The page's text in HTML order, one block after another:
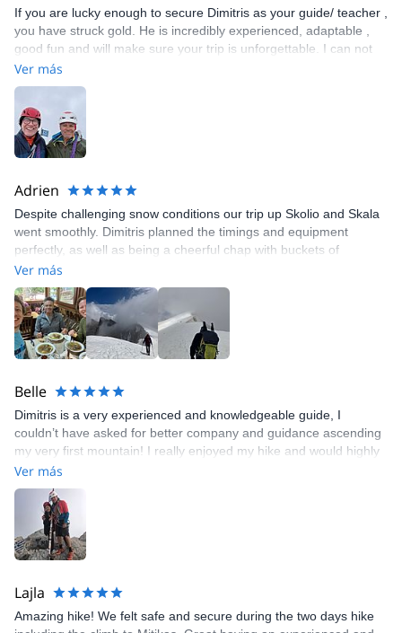
If you are lucky enough to secure Dimitris as your guide/ teacher ,
you have struck gold. He is incredibly experienced, adaptable ,
good fun and will make sure your trip is unforgettable. I can not
recommend him enough . Thank you Dimitris for you guiding and
support in reaching the summit of Mount Olympus. Luke
Ver más
Adrien
Despite challenging snow conditions our trip up Skolio and Skala
went smoothly. Dimitris planned the timings and equipment
perfectly, as well as being a cheerful chap with buckets of
experience and good humour. We had more fitness than we had
mountaineering experience which proved to be perfectly
balanced with Dimitris' help, we could see how he can probably
cater to any level. Don't forget to treat him to a well-deserved
goat soup when you get down!
Ver más
Belle
Dimitris is a very experienced and knowledgeable guide, I
couldn’t have asked for better company and guidance ascending
my very first mountain! I really enjoyed my hike and would highly
recommend him.
Ver más
Lajla
Amazing hike! We felt safe and secure during the two days hike